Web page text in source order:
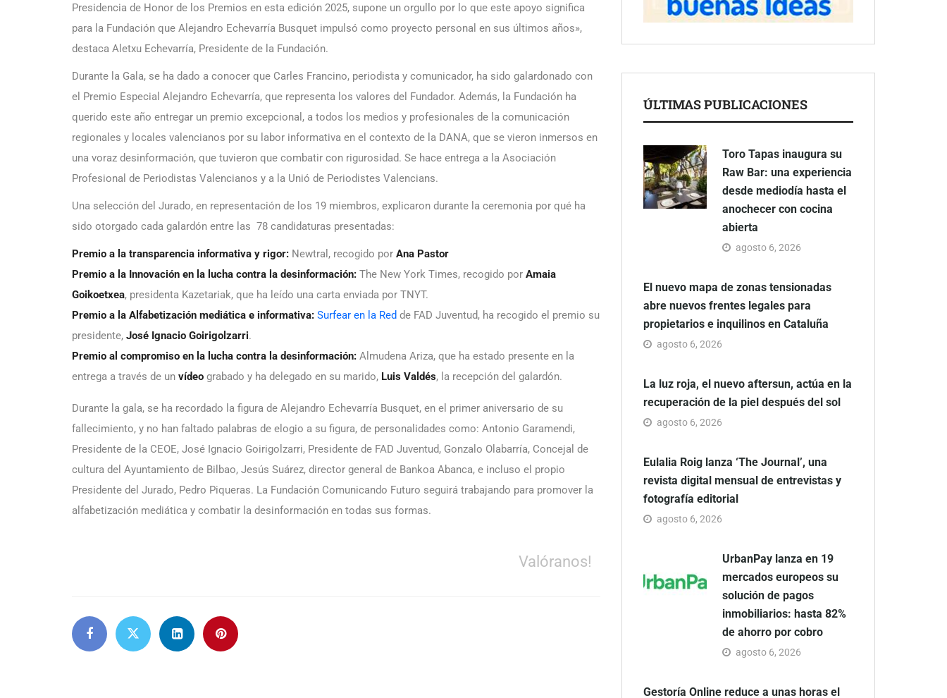
Presidencia de Honor de los Premios en esta edición 2025, supone un orgullo por lo que este apoyo significa
para la Fundación que Alejandro Echevarría Busquet impulsó como proyecto personal en sus últimos años»,
destaca Aletxu Echevarría, Presidente de la Fundación.
Durante la Gala, se ha dado a conocer que Carles Francino, periodista y comunicador, ha sido galardonado con
el Premio Especial Alejandro Echevarría, que representa los valores del Fundador. Además, la Fundación ha
querido este año entregar un premio excepcional, a todos los medios y profesionales de la comunicación
regionales y locales valencianos por su labor informativa en el contexto de la DANA, que se vieron inmersos en
una voraz desinformación, que tuvieron que combatir con rigurosidad. Se hace entrega a la Asociación
Profesional de Periodistas Valencianos y a la Unió de Periodistes Valencians.
Una selección del Jurado, en representación de los 19 miembros, explicaron durante la ceremonia por qué ha
sido otorgado cada galardón entre las 78 candidaturas presentadas:
Premio a la transparencia informativa y rigor: Newtral, recogido por Ana Pastor
Premio a la Innovación en la lucha contra la desinformación: The New York Times, recogido por Amaia
Goikoetxea, presidenta Kazetariak, que ha leído una carta enviada por TNYT.
Premio a la Alfabetización mediática e informativa: Surfear en la Red de FAD Juventud, ha recogido el premio su
presidente, José Ignacio Goirigolzarri.
Premio al compromiso en la lucha contra la desinformación: Almudena Ariza, que ha estado presente en la
entrega a través de un vídeo grabado y ha delegado en su marido, Luis Valdés, la recepción del galardón.
Durante la gala, se ha recordado la figura de Alejandro Echevarría Busquet, en el primer aniversario de su
fallecimiento, y no han faltado palabras de elogio a su figura, de personalidades como: Antonio Garamendi,
Presidente de la CEOE, José Ignacio Goirigolzarri, Presidente de FAD Juventud, Gonzalo Olabarría, Concejal de
cultura del Ayuntamiento de Bilbao, Jesús Suárez, director general de Bankoa Abanca, e incluso el propio
Presidente del Jurado, Pedro Piqueras. La Fundación Comunicando Futuro seguirá trabajando para promover la
alfabetización mediática y combatir la desinformación en todas sus formas.
Valóranos!
ÚLTIMAS PUBLICACIONES
Toro Tapas inaugura su
Raw Bar: una experiencia
desde mediodía hasta el
anochecer con cocina
abierta
agosto 6, 2026
El nuevo mapa de zonas tensionadas
abre nuevos frentes legales para
propietarios e inquilinos en Cataluña
agosto 6, 2026
La luz roja, el nuevo aftersun, actúa en la
recuperación de la piel después del sol
agosto 6, 2026
Eulalia Roig lanza ‘The Journal’, una
revista digital mensual de entrevistas y
fotografía editorial
agosto 6, 2026
UrbanPay lanza en 19
mercados europeos su
solución de pagos
inmobiliarios: hasta 82%
de ahorro por cobro
agosto 6, 2026
Gestoría Online reduce a unas horas el